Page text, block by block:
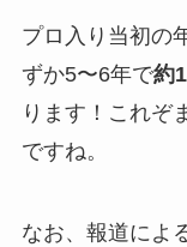
プロ入り当初の
ずか5〜6年で約
ります！これぞ
ですね。
なお、報道によ